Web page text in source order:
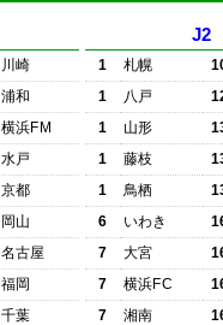
川崎
浦和
横浜FM
水戸
京都
岡山
名古屋
福岡
千葉
J2
1 札幌
1
八戸
1
山形
1
藤枝
1
鳥栖
6
いわき
7
大宮
7
横浜FC
7
湘南